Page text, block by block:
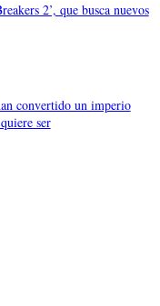
2’, que busca nuevos
convertido un imperio
ser